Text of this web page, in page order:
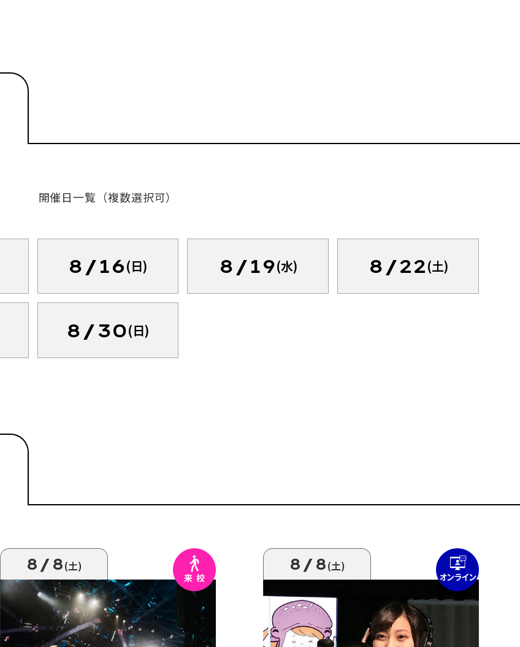
開催日一覧（複数選択可）
8/16(日) 8/19(水) 8/22(土)
8/30(日)
8/8(土) 8/8(土)